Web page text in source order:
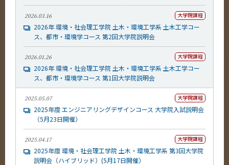
2026.03.16 大学院課程
2026年 環境・社会理工学院 土木・環境工学系 土木工学コー
ス、都市・環境学コース 第2回大学院説明会
2026.01.26 大学院課程
2026年 環境・社会理工学院 土木・環境工学系 土木工学コー
ス、都市・環境学コース 第1回大学院説明会
2025.05.07 大学院課程
2025年度 エンジニアリングデザインコース 大学院入試説明会
（5月23日開催）
2025.04.17 大学院課程
2025年度 環境・社会理工学院 土木・環境工学系 第3回大学院
説明会（ハイブリッド）(5月17日開催）
入学案内
土木・環境工学系 News
News
イベントカレンダー
Event Calendar
学内向け情報